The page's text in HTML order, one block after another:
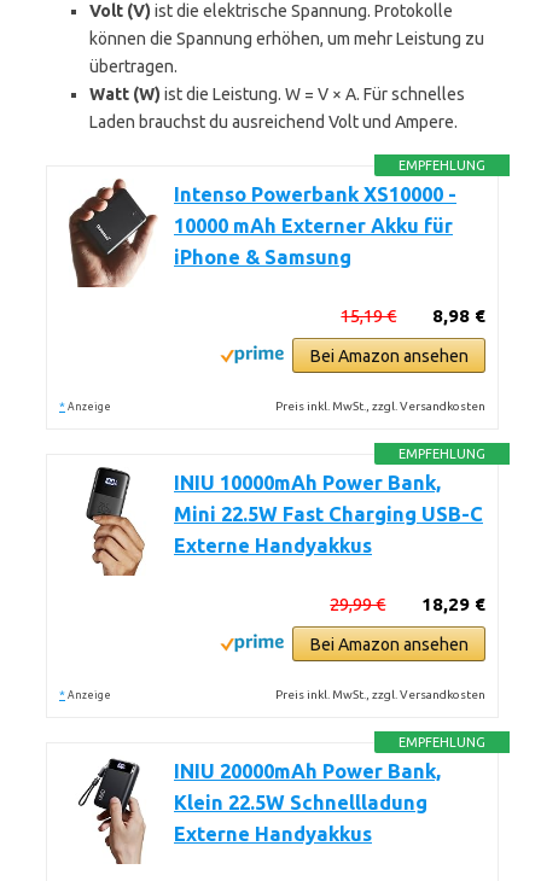
Volt (V) ist die elektrische Spannung. Protokolle
können die Spannung erhöhen, um mehr Leistung zu
übertragen.
Watt (W) ist die Leistung. W = V × A. Für schnelles
Laden brauchst du ausreichend Volt und Ampere.
EMPFEHLUNG
Intenso Powerbank XS10000 -
10000 mAh Externer Akku für
iPhone & Samsung
8,98 €
15,19 €
Bei Amazon ansehen
* Anzeige Preis inkl. MwSt., zzgl. Versandkosten
EMPFEHLUNG
INIU 10000mAh Power Bank,
Mini 22.5W Fast Charging USB-C
Externe Handyakkus
18,29 €
29,99 €
Bei Amazon ansehen
* Anzeige Preis inkl. MwSt., zzgl. Versandkosten
EMPFEHLUNG
INIU 20000mAh Power Bank,
Klein 22.5W Schnellladung
Externe Handyakkus